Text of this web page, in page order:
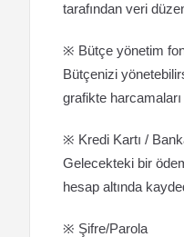
tarafından veri
※ Bütçe yönetim
Bütçenizi
grafikte
※ Kredi Kartı /
Gelecekteki bir
hesap altında
※ Şifre/Parola